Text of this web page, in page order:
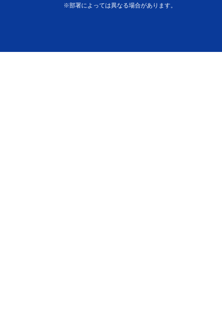
※部署によっては異なる場合があります。